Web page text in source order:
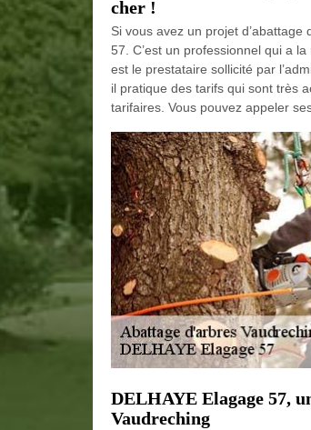
cher !
Si vous avez un projet
57. C’est un professionnel qui a
est le prestataire sollicité par
il pratique des tarifs qui sont très
tarifaires. Vous pouvez appeler
DELHAYE Elagage 57,
Vaudreching